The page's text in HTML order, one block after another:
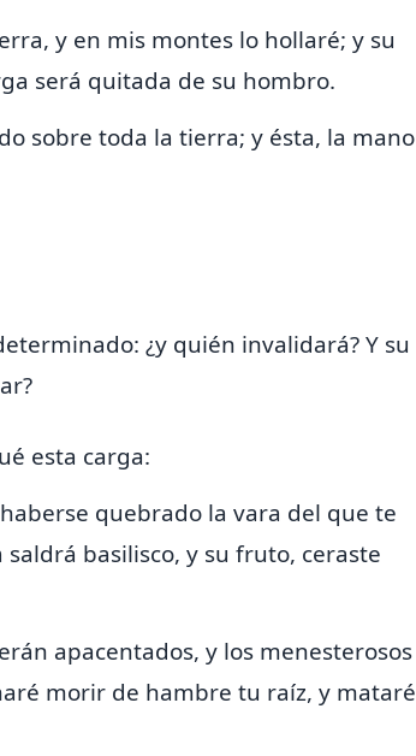
y en mis montes lo hollaré; y su
será quitada de su hombro.
sobre toda la tierra; y ésta, la mano
¿y quién invalidará? Y su
esta carga:
quebrado la vara del que te
basilisco, y su fruto, ceraste
apacentados, y los menesterosos
morir de hambre tu raíz, y mataré